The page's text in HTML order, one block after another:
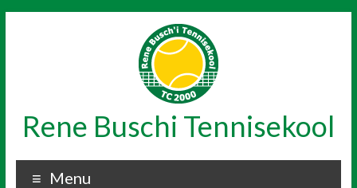
Rene Buschi Tennisekool
Menu